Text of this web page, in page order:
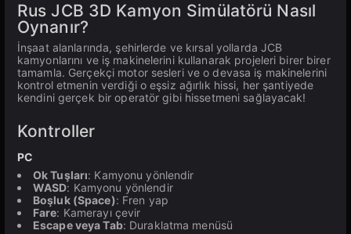
Rus JCB 3D Kamyon Simülatörü Nasıl
Oynanır?
İnşaat alanlarında, şehirlerde ve kırsal yollarda JCB
kamyonlarını ve iş makinelerini kullanarak projeleri birer birer
tamamla. Gerçekçi motor sesleri ve o devasa iş makinelerini
kontrol etmenin verdiği o eşsiz ağırlık hissi, her şantiyede
kendini gerçek bir operatör gibi hissetmeni sağlayacak!
Kontroller
PC
Ok Tuşları: Kamyonu yönlendir
WASD: Kamyonu yönlendir
Boşluk (Space): Fren yap
Fare: Kamerayı çevir
Escape veya Tab: Duraklatma menüsü